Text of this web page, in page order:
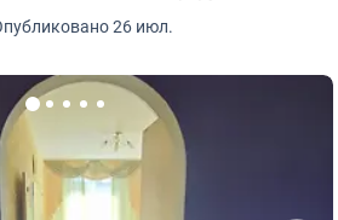
ВСЕГДА ГОРЯЧАЯ
ВОДА (ГАЗОВА КОЛОНКА) Комнаты 14 м2 и 17 м2.
26 июл.